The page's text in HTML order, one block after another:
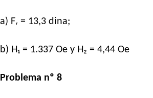
a) Fᵣ = 13,3 dina;
b) H₁ = 1.337 Oe y H₂ = 4,44 Oe
Problema nº 8